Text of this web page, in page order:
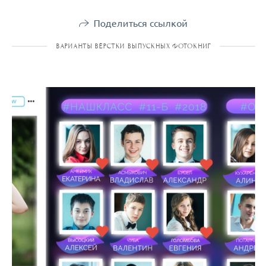
Поделиться ссылкой
ВАРИАНТЫ ВЁРСТКИ ВЫПУСКНЫХ ФОТОКНИГ